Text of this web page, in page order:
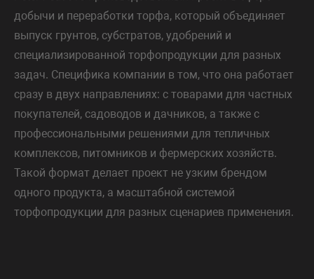
добычи и переработки торфа, который объединяет
выпуск грунтов, субстратов, удобрений и
специализированной торфопродукции для разных
задач. Специфика компании в том, что она работает
сразу в двух направлениях: с товарами для частных
покупателей, садоводов и дачников, а также с
профессиональными решениями для тепличных
комплексов, питомников и фермерских хозяйств.
Такой формат делает проект не узким брендом
одного продукта, а масштабной системой
торфопродукции для разных сценариев применения.